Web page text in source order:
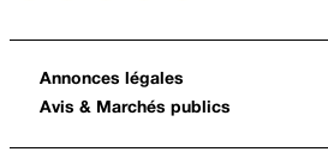
Annonces légales
Avis & Marchés publics